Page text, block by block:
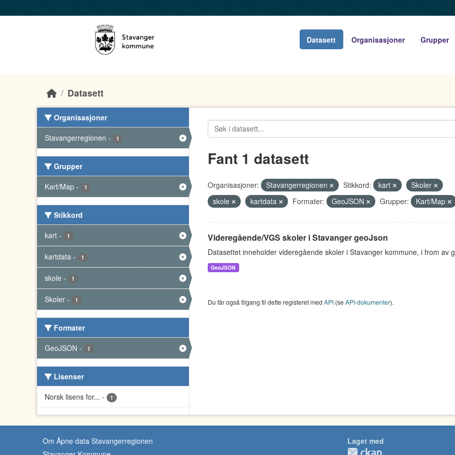
Datasett Organisasjoner Grupper
Datasett
Organisasjoner
Stavangerregionen - 1
Grupper
Kart/Map - 1
Stikkord
kart - 1
kartdata - 1
skole - 1
Skoler - 1
Formater
GeoJSON - 1
Lisenser
Norsk lisens for... - 1
Fant 1 datasett
Organisasjoner: Stavangerregionen Stikkord: kart
Skoler
skole
kartdata Formater: GeoJSON Grupper: Kart/Map
Videregående/VGS skoler i Stavanger geoJson
Datasettet inneholder videregående skoler i Stavanger kommune, i from av
GeoJSON
Du får også tilgang til dette registeret med API(seAPI-dokumenter).
Om Åpne data Stavangerregionen
Laget med